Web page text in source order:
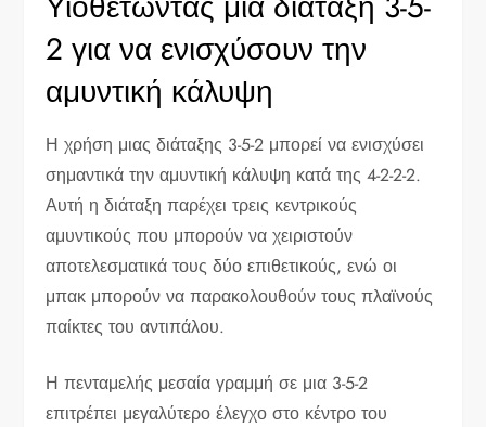
2 για να ενισχύσουν την
αμυντική κάλυψη
Η χρήση μιας διάταξης 3-5-2 μπορεί να ενισχύσει
σημαντικά την αμυντική κάλυψη κατά της 4-2-2-2.
Αυτή η διάταξη παρέχει τρεις κεντρικούς
αμυντικούς που μπορούν να χειριστούν
αποτελεσματικά τους δύο επιθετικούς, ενώ οι
μπακ μπορούν να παρακολουθούν τους πλαϊνούς
παίκτες του αντιπάλου.
Η πενταμελής μεσαία γραμμή σε μια 3-5-2
επιτρέπει μεγαλύτερο έλεγχο στο κέντρο του